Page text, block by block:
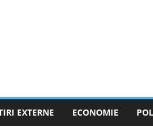
EXTERNE ECONOMIE